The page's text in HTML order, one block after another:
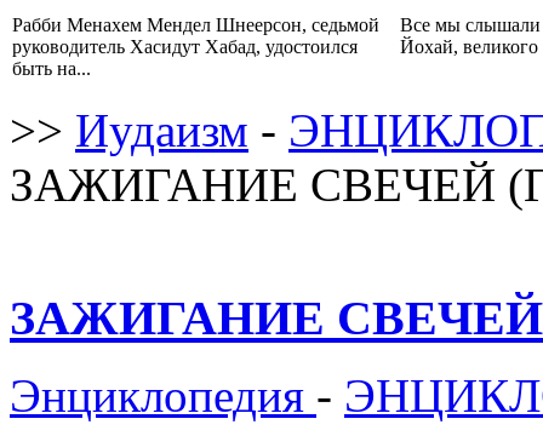
Рабби Менахем Мендел Шнеерсон, седьмой
руководитель Хасидут Хабад, удостоился
быть на...
Все мы
Йохай, великого
>> Иудаизм -
ЗАЖИГАНИЕ СВЕЧЕЙ
ЗАЖИГАНИЕ СВЕЧЕЙ
Энциклопедия -